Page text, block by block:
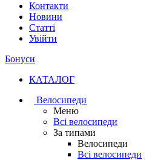
Контакти
Новини
Статті
Увійти
Бонуси
КАТАЛОГ
Велосипеди
Меню
Всі велосипеди
За типами
Велосипеди
Всі велосипеди